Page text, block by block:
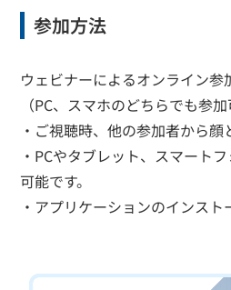
参加方法
ウェビナーによるオンライン参
（PC、スマホのどちらでも参加
・ご視聴時、他の参加者から顔
・PCやタブレット、スマート
可能です。
・アプリケーションのインスト